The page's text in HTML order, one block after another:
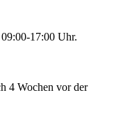
17:00 Uhr.
4 Wochen vor der